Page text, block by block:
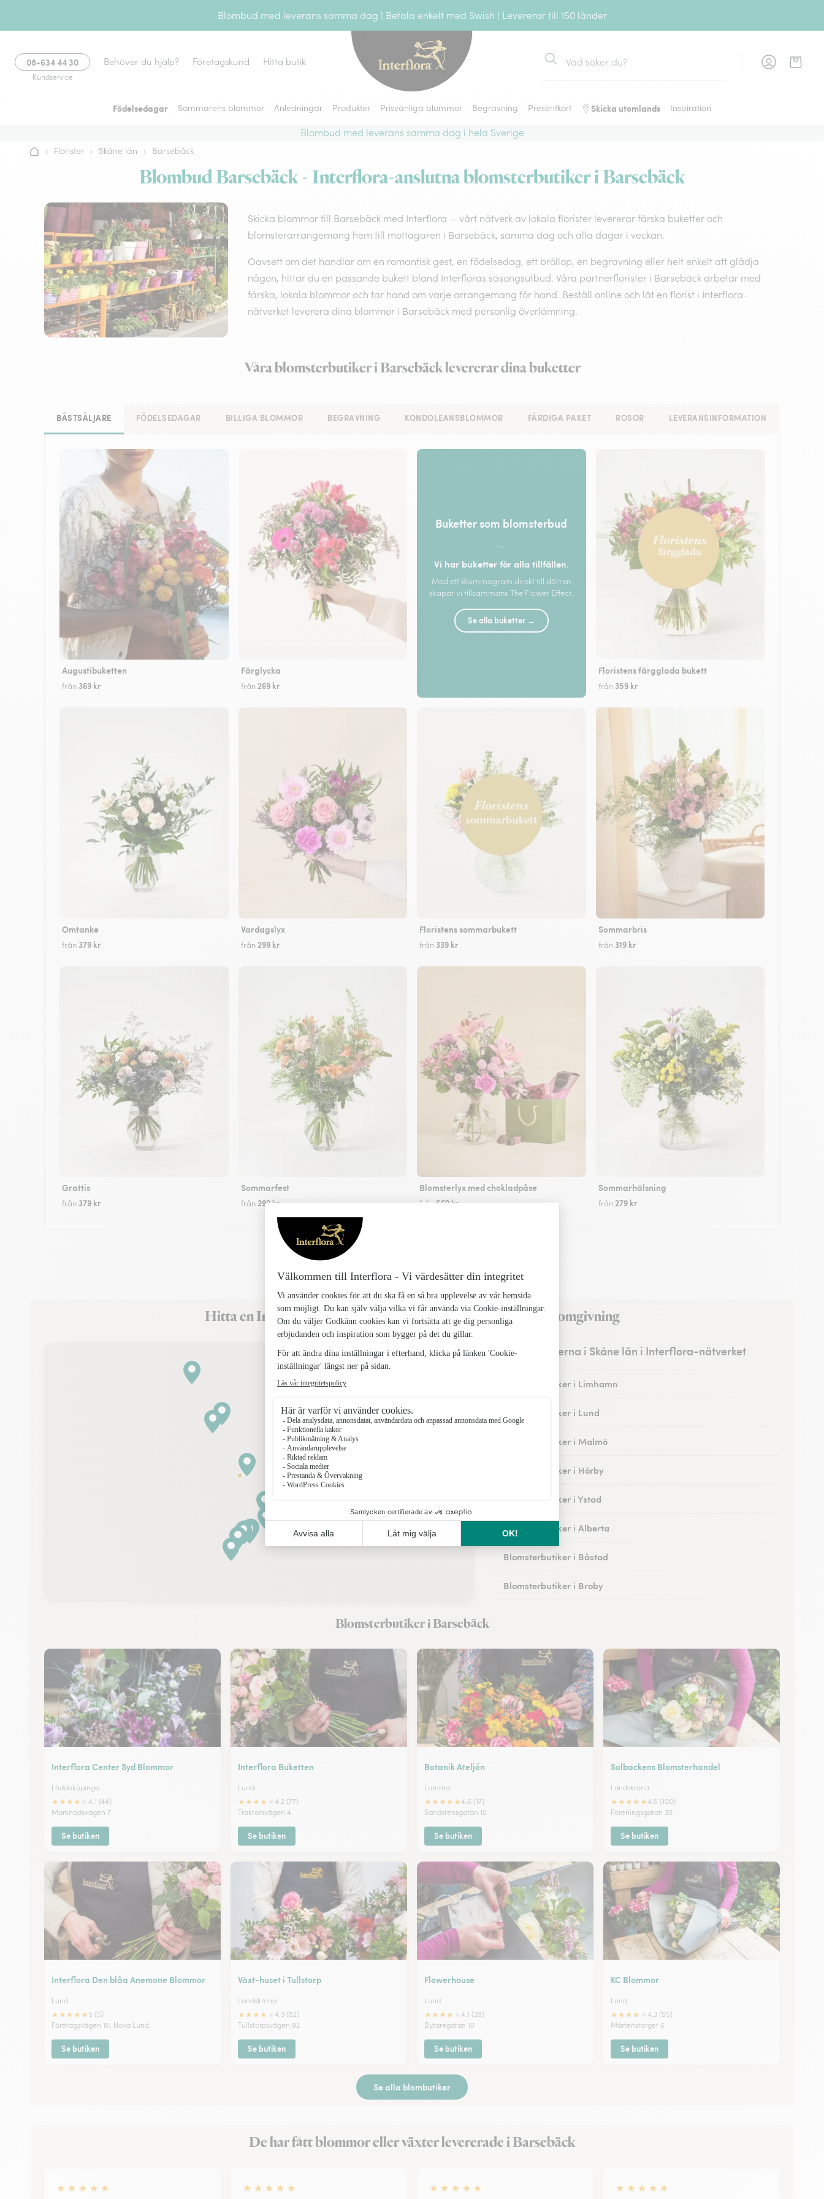
Blombud med leverans samma dag | Betala enkelt med Swish | Levererar till 150 länder
08-634 44 30
Kundservice
Behöver du hjälp? Företagskund Hitta butik
Födelsedagar Sommarens blommor Anledningar Produkter Prisvänliga blommor Begravning Presentkort Skicka utomlands Inspiration
Blombud med leverans samma dag i hela Sverige
Hem› Florister › Skåne län › Barsebäck
Blombud Barsebäck - Interflora-anslutna blomsterbutiker i Barsebäck
Skicka blommor till Barsebäck med Interflora — vårt nätverk av lokala florister levererar färska buketter och
blomsterarrangemang hem till mottagaren i Barsebäck, samma dag och alla dagar i veckan.
Oavsett om det handlar om en romantisk gest, en födelsedag, ett bröllop, en begravning eller helt enkelt att glädja
någon, hittar du en passande bukett bland Interfloras säsongsutbud. Våra partnerflorister i Barsebäck arbetar med
färska, lokala blommor och tar hand om varje arrangemang för hand. Beställ online och låt en florist i Interflora-
nätverket leverera dina blommor i Barsebäck med personlig överlämning.
Våra blomsterbutiker i Barsebäck levererar dina buketter
BÄSTSÄLJARE FÖDELSEDAGAR BILLIGA BLOMMOR BEGRAVNING KONDOLEANSBLOMMOR FÄRDIGA PAKET ROSOR LEVERANSINFORMATION
Augustibuketten
från 369 kr
Färglycka
från 269 kr
Buketter som blomsterbud
—
Vi har buketter för alla tillfällen.
Med ett Blommogram direkt till dörren
skapar vi tillsammans The Flower Effect.
Se alla buketter →
Floristens färgglada bukett
från 359 kr
Omtanke
från 379 kr
Vardagslyx
från 299 kr
Floristens sommarbukett
från 339 kr
Sommarbris
från 319 kr
Grattis
från 379 kr
Sommarfest
från299 kr
Blomsterlyx med chokladpåse
från569 kr
Sommarhälsning
från 279 kr
Hitta en Interflora-ansluten blomsterbutik i Barsebäck med omgivning
Floristerna i Skåne län i Interflora-nätverket
Blomsterbutiker i Limhamn
Blomsterbutiker i Lund
Blomsterbutiker i Malmö
Blomsterbutiker i Hörby
Blomsterbutiker i Ystad
Blomsterbutiker i Alberta
Blomsterbutiker i Båstad
Blomsterbutiker i Broby
Blomsterbutiker i Barsebäck
Interflora Center Syd Blommor
Löddeköpinge
★★★★
4.1 (44)
Marknadsvägen 7
Se butiken
Interflora Buketten
Lund
★★★★
4.2 (77)
Traktorsvägen 4
Se butiken
Botanik Ateljén
Lomma
★★★★★4.6 (17)
Sandstensgatan 10
Se butiken
Solbackens Blomsterhandel
Landskrona
★★★★★4.5 (100)
Föreningsgatan 30
Se butiken
Interflora Den blåa Anemone Blommor
Lund
★★★★★ 5 (5)
Företagsvägen 10, Nova Lund
Se butiken
Växt-huset i Tullstorp
Landskrona
★★★★
4.3 (82)
Tullstorpsvägen 92
Se butiken
Flowerhouse
Lund
★★★★
4.1 (28)
Bytaregatan 10
Se butiken
KC Blommor
Lund
★★★★
4.3 (55)
Mårtenstorget 6
Se butiken
Se alla blombutiker
De har fått blommor eller växter levererade i Barsebäck
★ ★ ★ ★ ★ ★ ★ ★ ★ ★ ★ ★ ★ ★ ★ ★ ★ ★ ★ ★